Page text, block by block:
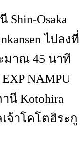
Shin-Osaka
ไปลงที่
มาณ 45 นาที
NAMPU
นี Kotohira
จ้าโคโตฮิระกู